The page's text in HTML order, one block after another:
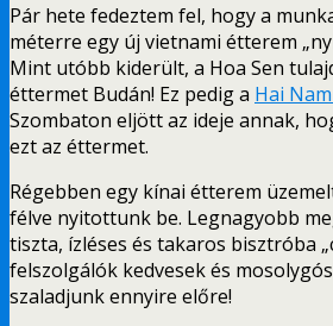
Pár hete fedeztem fel, hogy a
méterre egy új vietnami étterem
Mint utóbb kiderült, a Hoa Sen
éttermet Budán! Ez pedig a Hai
Szombaton eljött az ideje annak,
ezt az éttermet.
Régebben egy kínai étterem
félve nyitottunk be. Legnagyobb
tiszta, ízléses és takaros bisztróba
felszolgálók kedvesek és
szaladjunk ennyire előre!